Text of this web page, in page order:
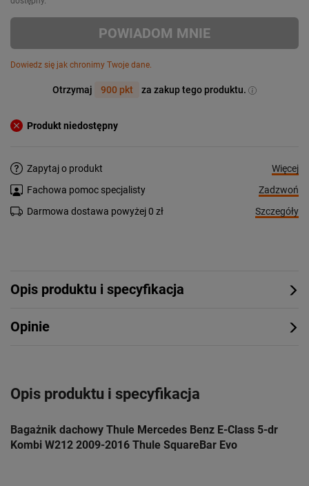
POWIADOM MNIE
Dowiedz się jak chronimy Twoje dane.
Otrzymaj 900 pkt za zakup tego produktu.
Produkt niedostępny
Zapytaj o produkt
Więcej
Fachowa pomoc specjalisty
Zadzwoń
Darmowa dostawa powyżej 0 zł
Szczegóły
Opis produktu i specyfikacja
Opinie
Opis produktu i specyfikacja
Bagażnik dachowy Thule Mercedes Benz E-Class 5-dr
Kombi W212 2009-2016 Thule SquareBar Evo